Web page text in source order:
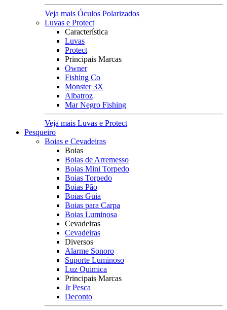
Veja mais Óculos Polarizados
Luvas e Protect
Característica
Luvas
Protect
Principais Marcas
Owner
Fishing Co
Monster 3X
Albatroz
Mar Negro Fishing
Veja mais Luvas e Protect
Pesqueiro
Boias e Cevadeiras
Boias
Boias de Arremesso
Boias Mini Torpedo
Boias Torpedo
Boias Pão
Boias Guia
Boias para Carpa
Boias Luminosa
Cevadeiras
Cevadeiras
Diversos
Alarme Sonoro
Suporte Luminoso
Luz Quimica
Principais Marcas
Jr Pesca
Deconto